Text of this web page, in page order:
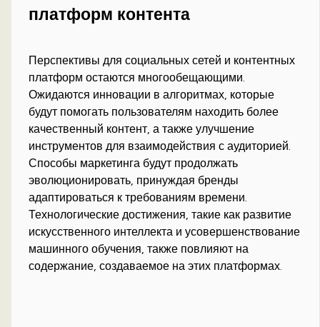
платформ контента
Перспективы для социальных сетей и контентных
платформ остаются многообещающими.
Ожидаются инновации в алгоритмах, которые
будут помогать пользователям находить более
качественный контент, а также улучшение
инструментов для взаимодействия с аудиторией.
Способы маркетинга будут продолжать
эволюционировать, принуждая бренды
адаптироваться к требованиям времени.
Технологические достижения, такие как развитие
искусственного интеллекта и усовершенствование
машинного обучения, также повлияют на
содержание, создаваемое на этих платформах.